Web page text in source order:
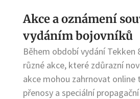
Akce a oznámení
vydáním bojovníků
Během období vydání Tekken
různé akce, které zdůrazní
akce mohou zahrnovat online
přenosy a speciální